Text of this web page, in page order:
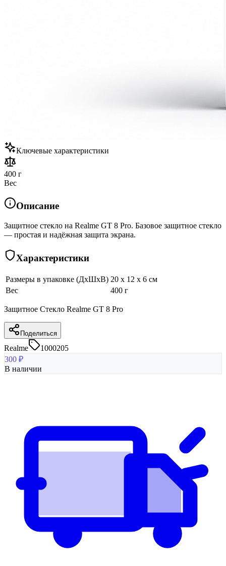
Ключевые характеристики
400 г
Вес
Описание
Защитное стекло на Realme GT 8 Pro. Базовое защитное стекло
— простая и надёжная защита экрана.
Характеристики
Размеры в упаковке (ДхШхВ) 20 x 12 x 6 см
Вес
400 г
Защитное Стекло Realme GT 8 Pro
Поделиться
Realme
1000205
300 ₽
В наличии